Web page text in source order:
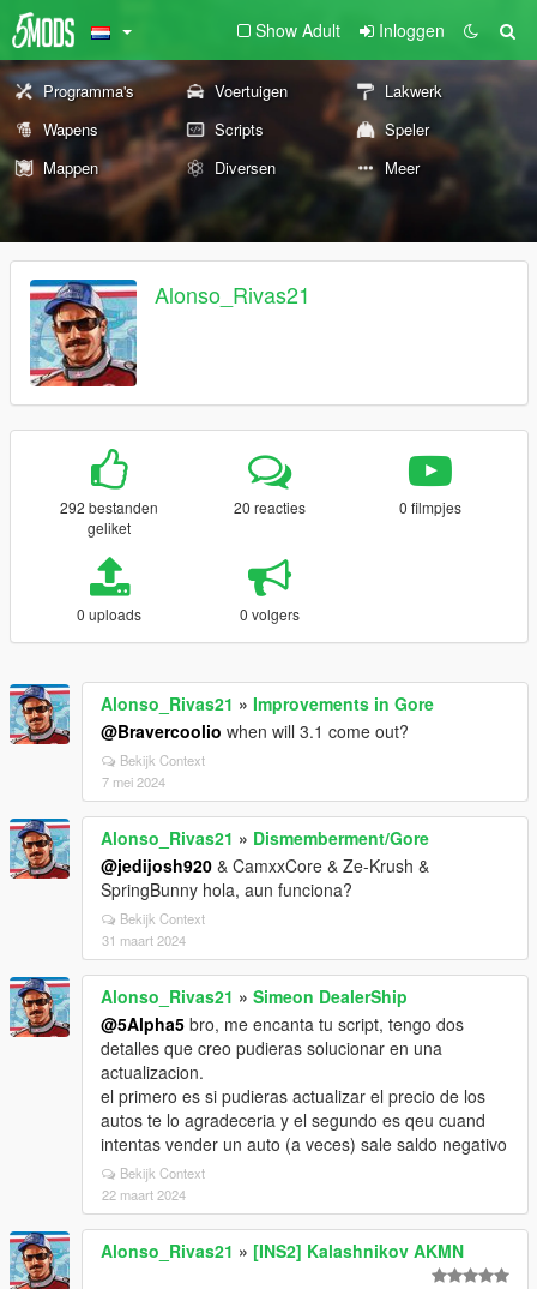
Show Adult Inloggen
Programma's Voertuigen
Lakwerk
Wapens
Scripts
Speler
Mappen
Diversen Meer
Alonso_Rivas21
292 bestanden
geliket
20 reacties 0 filmpjes
0 uploads 0 volgers
Alonso_Rivas21 » Improvements in Gore
@Bravercoolio when will 3.1 come out?
Bekijk Context
7 mei 2024
Alonso_Rivas21 » Dismemberment/Gore
@jedijosh920 & CamxxCore & Ze-Krush &
SpringBunny hola, aun funciona?
Bekijk Context
31 maart 2024
Alonso_Rivas21 » Simeon DealerShip
@5Alpha5 bro, me encanta tu script, tengo dos
detalles que creo pudieras solucionar en una
actualizacion.
el primero es si pudieras actualizar el precio de los
autos te lo agradeceria y el segundo es qeu cuand
intentas vender un auto (a veces) sale saldo negativo
Bekijk Context
22 maart 2024
Alonso_Rivas21 » [INS2] Kalashnikov AKMN